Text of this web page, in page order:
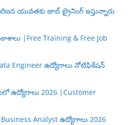
యువతకు జాబ్ ట్రైనింగ్ ఇస్తున్నారు
|Free Training & Free Job
Engineer ఉద్యోగాలు నోటిఫికేషన్
ఉద్యోగాలు 2026 |Customer
Analyst ఉద్యోగాలు 2026